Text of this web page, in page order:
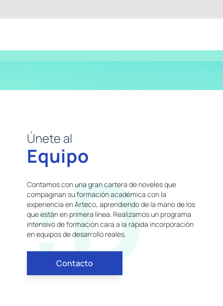
Únete al
Equipo
Contamos con una gran cartera de noveles que
compaginan su formación académica con la
experiencia en Arteco, aprendiendo de la mano de los
que están en primera línea. Realizamos un programa
intensivo de formación cara a la rápida incorporación
en equipos de desarrollo reales.
Contacto
:D